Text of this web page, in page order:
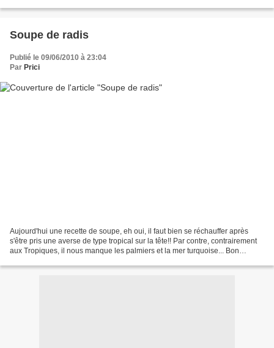
Soupe de radis
Publié le 09/06/2010 à 23:04
Par Prici
Aujourd'hui une recette de soupe, eh oui, il faut bien se réchauffer après
s'être pris une averse de type tropical sur la tête!! Par contre, contrairement
aux Tropiques, il nous manque les palmiers et la mer turquoise... Bon